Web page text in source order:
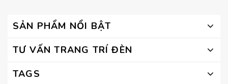
SẢN PHẨM NỔI BẬT
TƯ VẤN TRANG TRÍ ĐÈN
TAGS